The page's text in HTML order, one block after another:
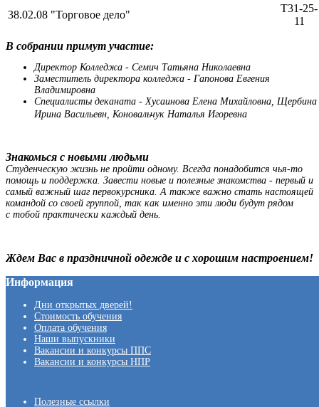
38.02.08 "Торговое дело"
Т31-25-
11
В собрании примут участие:
Директор Колледжа - Семич Татьяна Николаевна
Заместитель директора колледжа - Гапонова Евгения
Владимировна
Специалисты деканата - Хусаинова Елена Михайловна, Щербина
Ирина Васильевн, Коновальчук Наталья Игоревна
Знакомься с новыми людьми
Студенческую жизнь не пройти одному. Всегда понадобится чья-то
помощь и поддержка. Завести новые и полезные знакомства - первый и
самый важный шаг первокурсника. А также важно стать настоящей
командой со своей группой, так как именно эти люди будут рядом
с тобой практически каждый день.
Ждем Вас в праздничной одежде и с хорошим настроением!
Информация
Дни открытых дверей!
Стоимость обучения
Оплата обучения
Наши выпускники
Вакансии и конкурсы ППС
Вакансии и конкурсы НПР
Полезные ссылки